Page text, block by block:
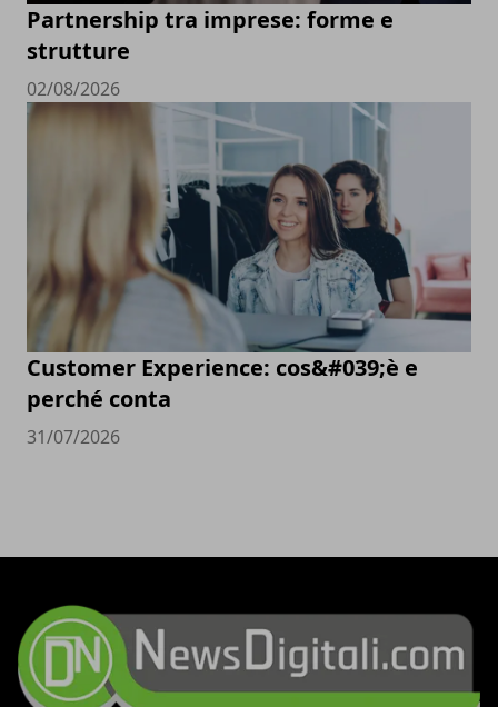
Partnership tra imprese: forme e
strutture
02/08/2026
Customer Experience: cos&#039;è e
perché conta
31/07/2026